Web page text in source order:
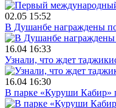
02.05 15:52
В Душанбе награждены
16.04 16:33
Узнали, что ждет
16.04 16:30
В парке «Куруши Кабир»